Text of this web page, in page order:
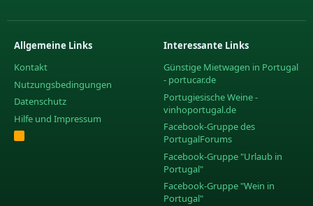
Allgemeine Links
Kontakt
Nutzungsbedingungen
Datenschutz
Hilfe und Impressum
R
Interessante Links
Günstige Mietwagen in Portugal
- portucar.de
Portugiesische Weine -
vinhoportugal.de
Facebook-Gruppe des
PortugalForums
Facebook-Gruppe "Urlaub in
Portugal"
Facebook-Gruppe "Wein in
Portugal"